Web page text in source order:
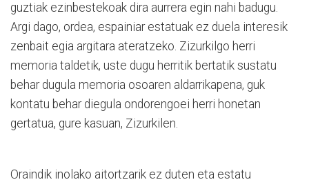
guztiak ezinbestekoak dira aurrera egin nahi badugu.
Argi dago, ordea, espainiar estatuak ez duela interesik
zenbait egia argitara ateratzeko. Zizurkilgo herri
memoria taldetik, uste dugu herritik bertatik sustatu
behar dugula memoria osoaren aldarrikapena, guk
kontatu behar diegula ondorengoei herri honetan
gertatua, gure kasuan, Zizurkilen.
Oraindik inolako aitortzarik ez duten eta estatu